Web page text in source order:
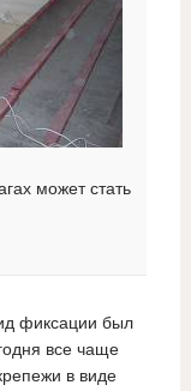
может стать
фиксации был
все чаще
в виде